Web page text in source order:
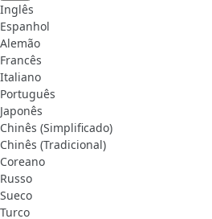
Inglês
Espanhol
Alemão
Francês
Italiano
Português
Japonês
Chinês (Simplificado)
Chinês (Tradicional)
Coreano
Russo
Sueco
Turco